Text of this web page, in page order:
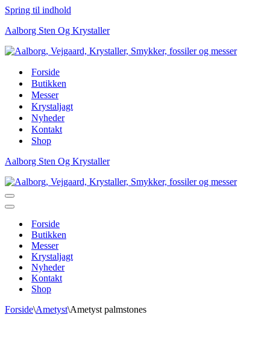
Spring til indhold
Aalborg Sten Og Krystaller
Forside
Butikken
Messer
Krystaljagt
Nyheder
Kontakt
Shop
Aalborg Sten Og Krystaller
Navigation
menu
Navigation
Forside
Butikken
Messer
Krystaljagt
Nyheder
Kontakt
Shop
Forside\Ametyst\Ametyst palmstones